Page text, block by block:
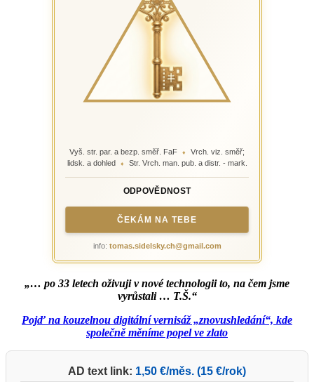
Vyš. str. par. a bezp. směř. FaF ♦
Vrch. viz. směř;
lidsk. a dohled
♦ Str. Vrch. man. pub. a distr. - mark.
ODPOVĚDNOST
ČEKÁM NA TEBE
info: tomas.sidelsky.ch@gmail.com
„… po 33 letech oživuji v nové technologii to, na čem jsme
vyrůstali … T.Š.“
Pojď na kouzelnou digitální vernisáž „znovushledání“, kde
společně měníme popel ve zlato
AD text link: 1,50 €/měs. (15 €/rok)